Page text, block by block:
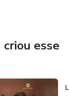
é
nos ensinaram
e o mais
mais
esse